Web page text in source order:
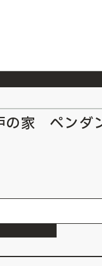
7/23
家 ペンダ